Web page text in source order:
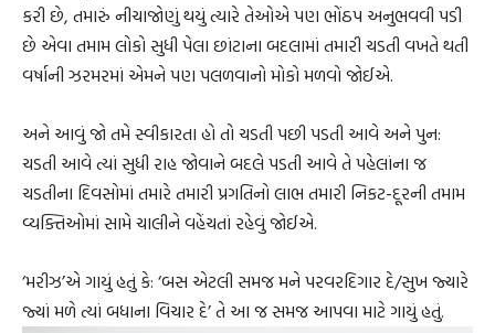
કરી છે, તમારું નીચાજોણું થયું ત્યારે તેઓએ પણ ભોંઠપ અનુભવવી પડી
છે એવા તમામ લોકો સુધી પેલા છાંટાના બદલામાં તમારી ચડતી વખતે થતી
વર્ષાની ઝરમરમાં એમને પણ પલળવાનો મોકો મળવો જોઈએ.
અને આવું જો તમે સ્વીકારતા હો તો ચડતી પછી પડતી આવે અને પુન:
ચડતી આવે ત્યાં સુધી રાહ જોવાને બદલે પડતી આવે તે પહેલાંના જ
ચડતીના દિવસોમાં તમારે તમારી પ્રગતિનો લાભ તમારી નિકટ-દૂરની તમામ
વ્યક્તિઓમાં સામે ચાલીને વહેંચતાં રહેવું જોઈએ.
‘મરીઝ’એ ગાયું હતું કે: ‘બસ એટલી સમજ મને પરવરદિગાર દે/સુખ જ્યારે
જ્યાં મળે ત્યાં બધાના વિચાર દે’ તે આ જ સમજ આપવા માટે ગાયું હતું.